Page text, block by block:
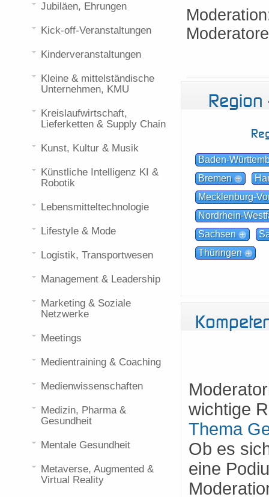
Region
Baden-
Bremen
Mecklenburg-
Nordrhein-
Sachsen
Thüringen
wichtige
Thema
Ob es
eine
Jubiläen, Ehrungen
Kick-off-Veranstaltungen
Kinderveranstaltungen
Kleine & mittelständische
Unternehmen, KMU
Kreislaufwirtschaft,
Lieferketten & Supply Chain
Kunst, Kultur & Musik
Künstliche Intelligenz KI &
Robotik
Lebensmitteltechnologie
Lifestyle & Mode
Logistik, Transportwesen
Management & Leadership
Marketing & Soziale
Netzwerke
Meetings
Medientraining & Coaching
Medienwissenschaften
Medizin, Pharma &
Gesundheit
Mentale Gesundheit
Metaverse, Augmented &
Virtual Reality